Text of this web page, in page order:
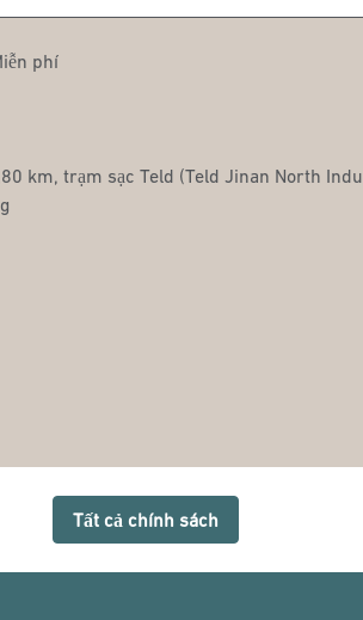
phí
km, trạm sạc Teld (Teld Jinan North
Tất cả chính sách